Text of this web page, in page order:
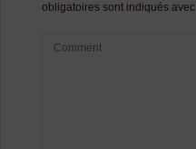
obligatoires sont indiqués avec